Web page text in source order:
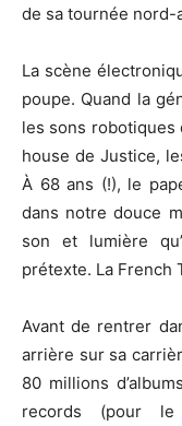
de sa tournée nord-
La scène
poupe. Quand la
les sons robotiques
house de Justice,
À 68 ans (!), le
dans notre douce
son et lumière
prétexte. La French
Avant de rentrer
arrière sur sa
80 millions
records (pour le